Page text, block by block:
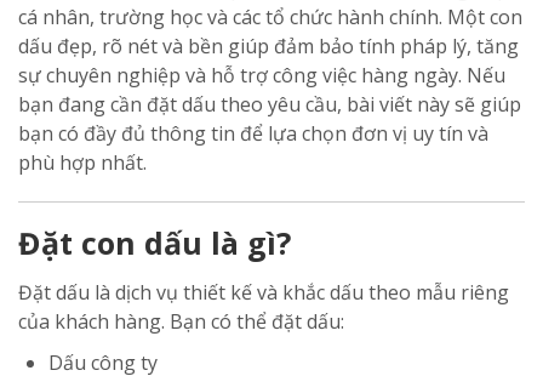
cá nhân, trường học và các tổ chức hành chính. Một con
dấu đẹp, rõ nét và bền giúp đảm bảo tính pháp lý, tăng
sự chuyên nghiệp và hỗ trợ công việc hàng ngày. Nếu
bạn đang cần đặt dấu theo yêu cầu, bài viết này sẽ giúp
bạn có đầy đủ thông tin để lựa chọn đơn vị uy tín và
phù hợp nhất.
Đặt con dấu là gì?
Đặt dấu là dịch vụ thiết kế và khắc dấu theo mẫu riêng
của khách hàng. Bạn có thể đặt dấu:
Dấu công ty